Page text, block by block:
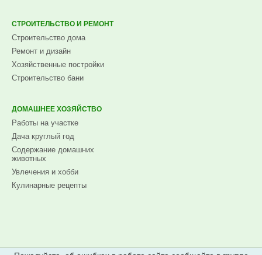
СТРОИТЕЛЬСТВО И РЕМОНТ
Строительство дома
Ремонт и дизайн
Хозяйственные постройки
Строительство бани
ДОМАШНЕЕ ХОЗЯЙСТВО
Работы на участке
Дача круглый год
Содержание домашних
животных
Увлечения и хобби
Кулинарные рецепты